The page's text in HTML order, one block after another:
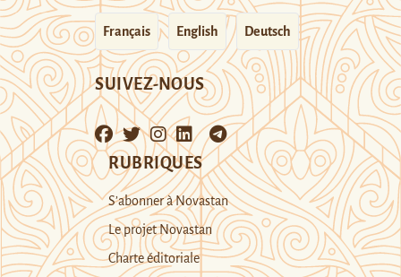
Français English Deutsch
SUIVEZ-NOUS
RUBRIQUES
S’abonner à Novastan
Le projet Novastan
Charte éditoriale